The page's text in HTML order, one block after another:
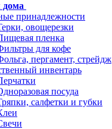
принадлежности
овощерезки
пленка
для кофе
пергамент, стрейдж
инвентарь
посуда
салфетки и губки